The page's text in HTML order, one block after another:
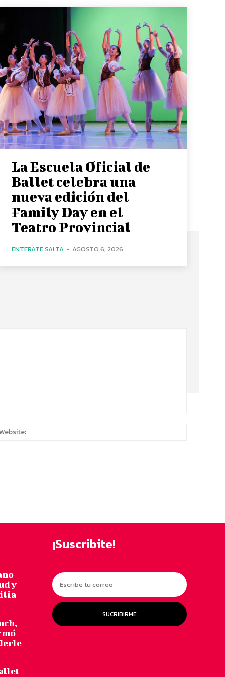
La Escuela Oficial de
Ballet celebra una
nueva edición del
Family Day en el
Teatro Provincial
ENTERATE SALTA - AGOSTO 6, 2026
y
¡Suscribite!
SUCRIBIRME